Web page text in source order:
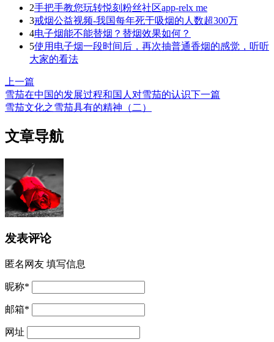
2手把手教您玩转悦刻粉丝社区app-relx me
3戒烟公益视频-我国每年死于吸烟的人数超300万
4电子烟能不能替烟？替烟效果如何？
5使用电子烟一段时间后，再次抽普通香烟的感觉，听听
大家的看法
上一篇
雪茄在中国的发展过程和国人对雪茄的认识下一篇
雪茄文化之雪茄具有的精神（二）
文章导航
发表评论
匿名网友 填写信息
昵称*
邮箱*
网址